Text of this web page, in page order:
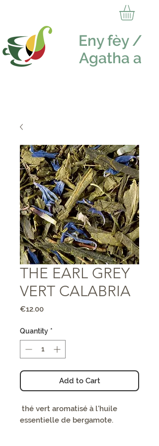
Eny fèy /
Agatha a
THE EARL GREY
VERT CALABRIA
€12.00Price
Quantity *
Add to Cart
thé vert aromatisé à l'huile
essentielle de bergamote.